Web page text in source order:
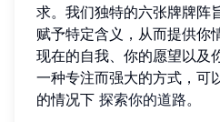
求。我们独特的六张牌牌阵
赋予特定含义，从而提供你
现在的自我、你的愿望以及
一种专注而强大的方式，可
的情况下 探索你的道路。